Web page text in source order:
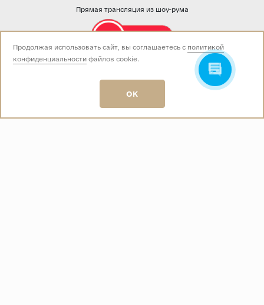
Прямая трансляция из шоу-рума
Звоните нам:
пн-вс 10:00 - 19:00
E-mail:
info@baza-plitki.ru
Продолжая использовать сайт, вы соглашаетесь с политикой
конфиденциальностифайлов cookie.
OK